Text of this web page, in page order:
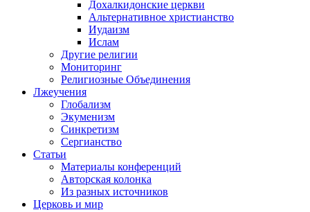
Дохалкидонские церкви
Альтернативное христианство
Иудаизм
Ислам
Другие религии
Мониторинг
Религиозные Объединения
Лжеучения
Глобализм
Экуменизм
Синкретизм
Сергианство
Статьи
Материалы конференций
Авторская колонка
Из разных источников
Церковь и мир